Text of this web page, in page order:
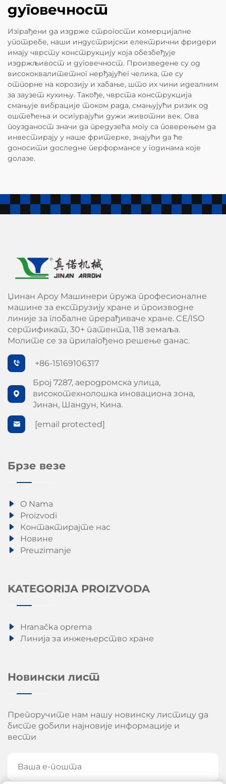
дуговечност
Изграђени да издрже строгости комерцијалне
употребе, наши индустријски електрични фридери
имају чврсту конструкцију која обезбеђује
издржљивост и дуговечност. Произведене су од
висококвалитетног нерђајућег челика, те су
отпорне на корозију и хабање, што их чини идеалним
за заузет кухињу. Такође, чврста конструкција
смањује вибрације током рада, смањујући ризик од
оштећења и осигурајући дужи животни век. Ова
поузданост значи да предузећа могу са поверењем да
инвестирају у наше фритерке, знајући да ће
доносити доследне перформансе у годинама које
долазе.
Џинан Ароу Машинери пружа професионалне
машине за екструзију хране и производне
линије за глобалне прерађиваче хране. CE/ISO
сертификат, 30+ патента, 118 земаља.
Молите се за прилагођено решење данас.
+86-15169106317
Број 7287, аеродромска улица,
високотехнолошка иновациона зона,
Јинан, Шандун, Кина.
[email protected]
Брзе везе
O Nama
Proizvodi
Контактирајте нас
Новине
Preuzimanje
KATEGORIJA PROIZVODA
Hranačka oprema
Линија за инжењерство хране
Новински лист
Препоручите нам нашу новинску листицу да
бисте добили најновије информације и
вести